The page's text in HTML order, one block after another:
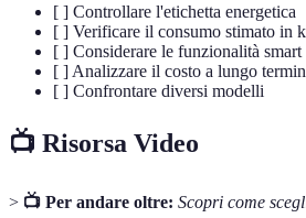
[ ] Controllare l'etichetta energetica
[ ] Verificare il consumo stimato in
[ ] Considerare le funzionalità smart
[ ] Analizzare il costo a lungo
[ ] Confrontare diversi modelli
📺 Risorsa Video
> 📺 Per andare oltre: Scopri come